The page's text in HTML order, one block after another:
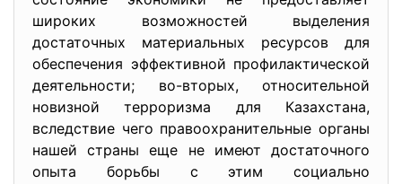
широких возможностей выделения
достаточных материальных ресурсов для
обеспечения эффективной профилактической
деятельности; во-вторых, относительной
новизной терроризма для Казахстана,
вследствие чего правоохранительные органы
нашей страны еще не имеют достаточного
опыта борьбы с этим социально